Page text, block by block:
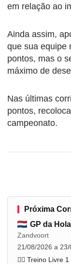
em relação ao
Ainda assim,
que sua equipe
pontos, mas o
máximo de
Nas últimas
pontos,
campeonato.
Próxima
GP da
Zandvoort
21/08/2026 a
🏋️‍♂️ Treino Livre 1